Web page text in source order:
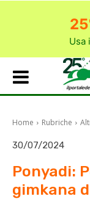
Usa
Home Rubriche
30/07/2024
Ponyadi:
gimkana